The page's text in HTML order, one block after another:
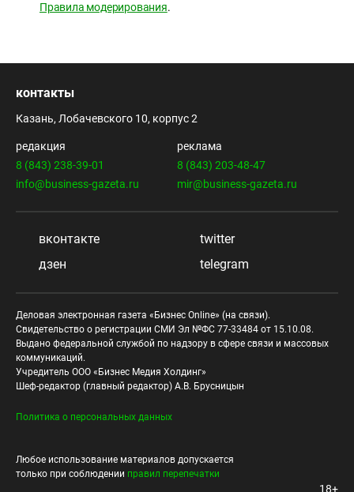
Правила модерирования.
контакты
Казань, Лобачевского 10, корпус 2
редакция
8 (843) 238-39-01
info@business-gazeta.ru
реклама
8 (843) 203-48-47
mir@business-gazeta.ru
вконтакте
twitter
дзен
telegram
Деловая электронная газета «Бизнес Online» (на связи).
Свидетельство о регистрации СМИ Эл №ФС 77-33484 от 15.10.08.
Выдано федеральной службой по надзору в сфере связи и массовых
коммуникаций.
Учредитель ООО «Бизнес Медия Холдинг»
Шеф-редактор (главный редактор) А.В. Брусницын
Политика о персональных данных
Любое использование материалов допускается
только при соблюдении правил перепечатки
18+